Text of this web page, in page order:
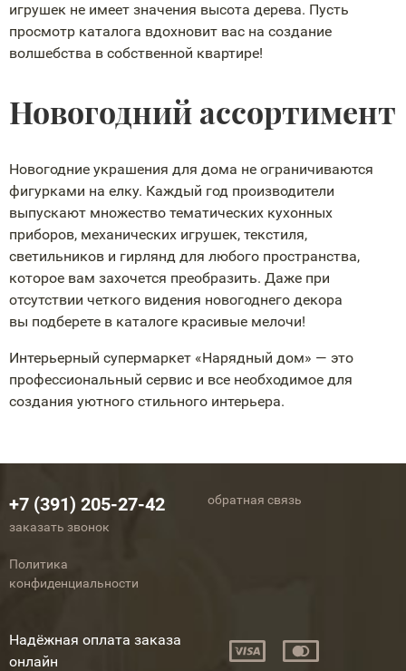
игрушек не имеет значения высота дерева. Пусть
просмотр каталога вдохновит вас на создание
волшебства в собственной квартире!
Новогодний ассортимент
Новогодние украшения для дома не ограничиваются
фигурками на елку. Каждый год производители
выпускают множество тематических кухонных
приборов, механических игрушек, текстиля,
светильников и гирлянд для любого пространства,
которое вам захочется преобразить. Даже при
отсутствии четкого видения новогоднего декора
вы подберете в каталоге красивые мелочи!
Интерьерный супермаркет «Нарядный дом» — это
профессиональный сервис и все необходимое для
создания уютного стильного интерьера.
+7 (391) 205-27-42
заказать звонок
обратная связь
Политика
конфиденциальности
Надёжная оплата заказа
онлайн